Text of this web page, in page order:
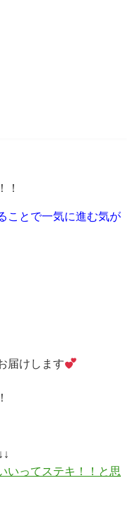
！
ことで一気に進む気が
届けします
いってステキ！！と思